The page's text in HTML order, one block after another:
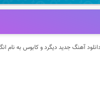
دانلود آهنگ جدید دیگرد و کابوس به نام